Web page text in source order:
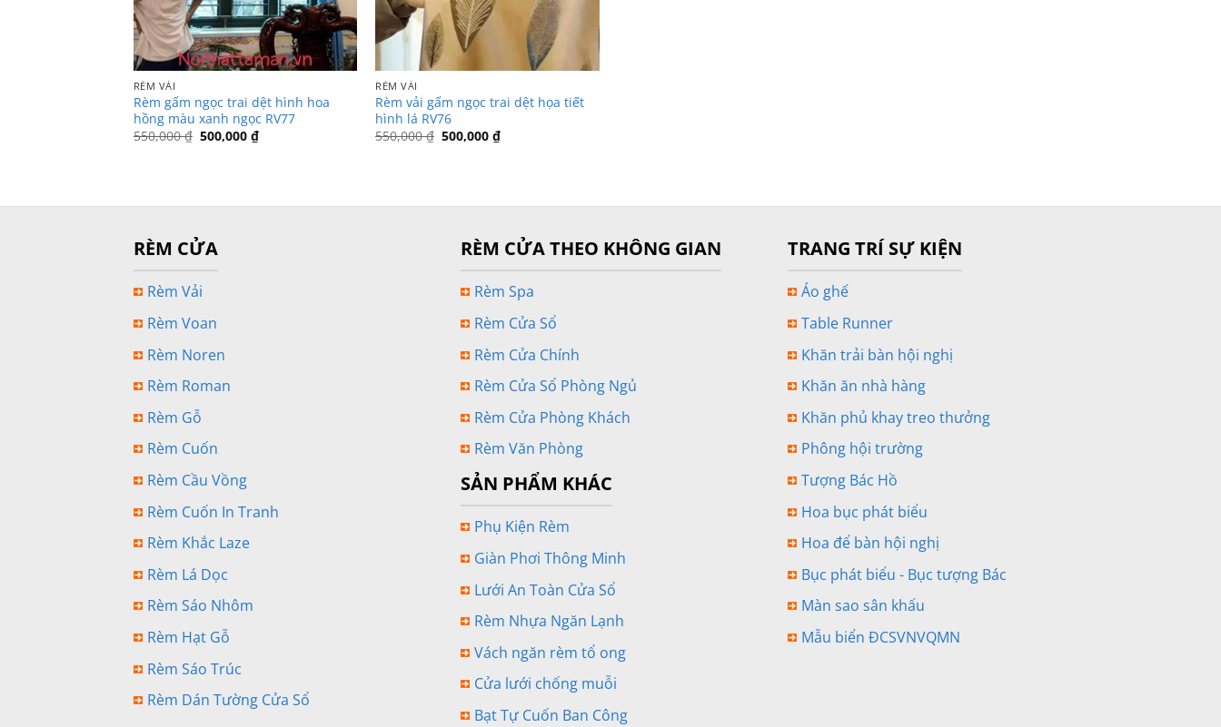
RÈM VẢI
Rèm gấm ngọc trai dệt hình hoa
hồng màu xanh ngọc RV77
550,000₫ Giá
500,000₫Giá
RÈM VẢI
Rèm vải gấm ngọc trai dệt họa tiết
hình lá RV76
550,000₫ Giá
500,000₫Giá
RÈM CỬA
Rèm Vải
Rèm Voan
Rèm Noren
Rèm Roman
Rèm Gỗ
Rèm Cuốn
Rèm Cầu Vồng
Rèm Cuốn In Tranh
Rèm Khắc Laze
Rèm Lá Dọc
Rèm Sáo Nhôm
Rèm Hạt Gỗ
Rèm Sáo Trúc
Rèm Dán Tường Cửa Sổ
RÈM CỬA THEO KHÔNG GIAN
Rèm Spa
Rèm Cửa Sổ
Rèm Cửa Chính
Rèm Cửa Sổ Phòng Ngủ
Rèm Cửa Phòng Khách
Rèm Văn Phòng
SẢN PHẨM KHÁC
Phụ Kiện Rèm
Giàn Phơi Thông Minh
Lưới An Toàn Cửa Sổ
Rèm Nhựa Ngăn Lạnh
Vách ngăn rèm tổ ong
Cửa lưới chống muỗi
Bạt Tự Cuốn Ban Công
TRANG TRÍ SỰ KIỆN
Áo ghế
Table Runner
Khăn trải bàn hội nghị
Khăn ăn nhà hàng
Khăn phủ khay treo thưởng
Phông hội trường
Tượng Bác Hồ
Hoa bục phát biểu
Hoa để bàn hội nghị
Bục phát biểu - Bục tượng Bác
Màn sao sân khấu
Mẫu biển ĐCSVNVQMN